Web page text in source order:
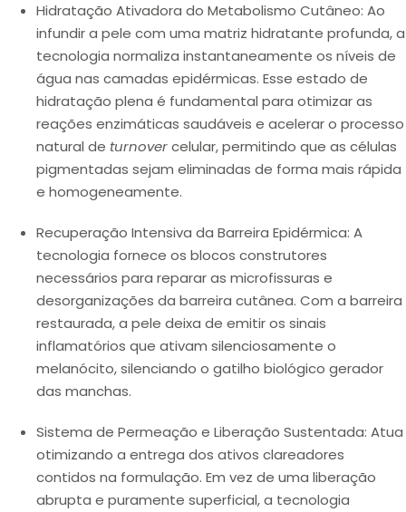
Hidratação Ativadora do Metabolismo Cutâneo: Ao
infundir a pele com uma matriz hidratante profunda, a
tecnologia normaliza instantaneamente os níveis de
água nas camadas epidérmicas. Esse estado de
hidratação plena é fundamental para otimizar as
reações enzimáticas saudáveis e acelerar o processo
natural de turnovercelular, permitindo que as células
pigmentadas sejam eliminadas de forma mais rápida
e homogeneamente.
Recuperação Intensiva da Barreira Epidérmica: A
tecnologia fornece os blocos construtores
necessários para reparar as microfissuras e
desorganizações da barreira cutânea. Com a barreira
restaurada, a pele deixa de emitir os sinais
inflamatórios que ativam silenciosamente o
melanócito, silenciando o gatilho biológico gerador
das manchas.
Sistema de Permeação e Liberação Sustentada: Atua
otimizando a entrega dos ativos clareadores
contidos na formulação. Em vez de uma liberação
abrupta e puramente superficial, a tecnologia